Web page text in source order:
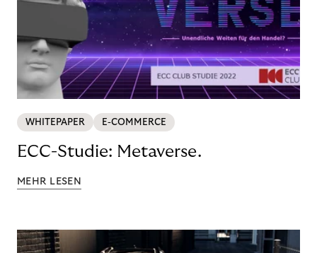
WHITEPAPER E-COMMERCE
ECC-Studie: Metaverse.
MEHR LESEN